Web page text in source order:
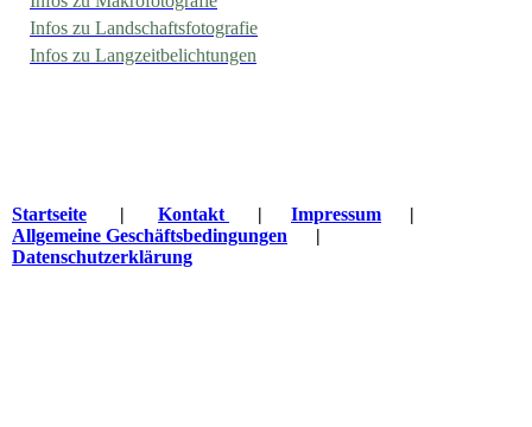
Infos zu Landschaftsfotografie
Infos zu Langzeitbelichtungen
Startseite | Kontakt | Impressum |
Allgemeine Geschäftsbedingungen |
Datenschutzerklärung